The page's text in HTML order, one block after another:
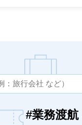
#業務渡航